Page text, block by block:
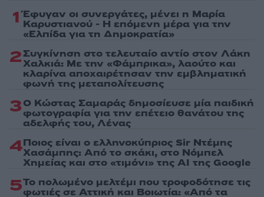
1 Έφυγαν οι συνεργάτες, μένει η Μαρία
Καρυστιανού - Η επόμενη μέρα για την
«Ελπίδα για τη Δημοκρατία»
2Συγκίνηση στο τελευταίο αντίο στον Λάκη
Χαλκιά: Με την «Φάμπρικα», λαούτο και
κλαρίνα αποχαιρέτησαν την εμβληματική
φωνή της μεταπολίτευσης
3Ο Κώστας Σαμαράς δημοσίευσε μία παιδική
φωτογραφία για την επέτειο θανάτου της
αδελφής του, Λένας
4Ποιος είναι ο ελληνοκύπριος Sir Ντέμης
Χασάμπης: Από το σκάκι, στο Νόμπελ
Χημείας και στο «τιμόνι» της AI της Google
5Το πολωμένο μελτέμι που τροφοδότησε τις
φωτιές σε Αττική και Βοιωτία: «Από τα